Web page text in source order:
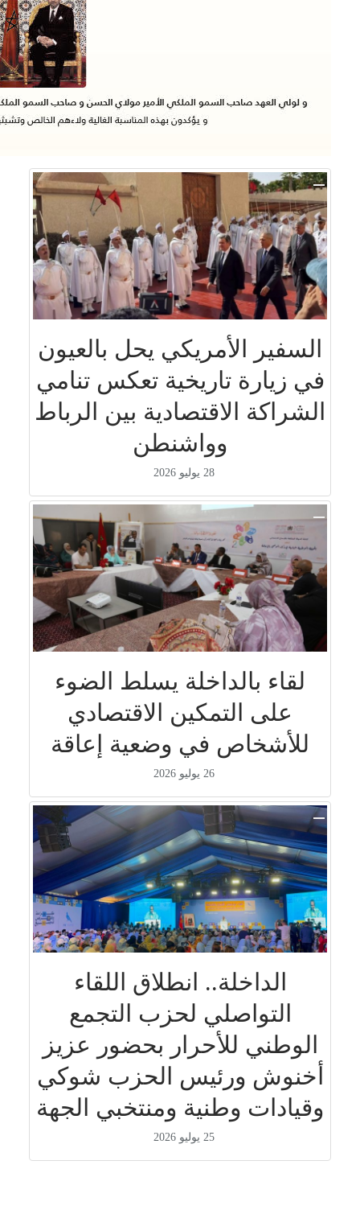
السفير الأمريكي يحل بالعيون
في زيارة تاريخية تعكس تنامي
الشراكة الاقتصادية بين الرباط
وواشنطن
28 يوليو 2026
لقاء بالداخلة يسلط الضوء
على التمكين الاقتصادي
للأشخاص في وضعية إعاقة
26 يوليو 2026
الداخلة.. انطلاق اللقاء
التواصلي لحزب التجمع
الوطني للأحرار بحضور عزيز
أخنوش ورئيس الحزب شوكي
وقيادات وطنية ومنتخبي الجهة
25 يوليو 2026